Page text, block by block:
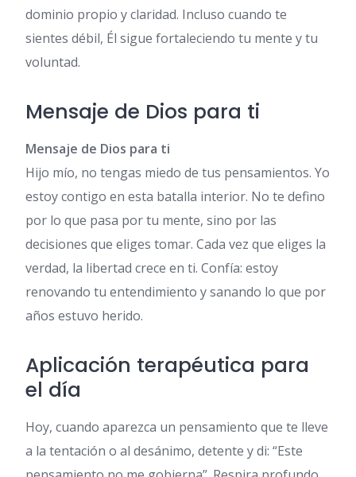
dominio propio y claridad. Incluso cuando te
sientes débil, Él sigue fortaleciendo tu mente y tu
voluntad.
Mensaje de Dios para ti
Mensaje de Dios para ti
Hijo mío, no tengas miedo de tus pensamientos. Yo
estoy contigo en esta batalla interior. No te defino
por lo que pasa por tu mente, sino por las
decisiones que eliges tomar. Cada vez que eliges la
verdad, la libertad crece en ti. Confía: estoy
renovando tu entendimiento y sanando lo que por
años estuvo herido.
Aplicación terapéutica para
el día
Hoy, cuando aparezca un pensamiento que te lleve
a la tentación o al desánimo, detente y di: “Este